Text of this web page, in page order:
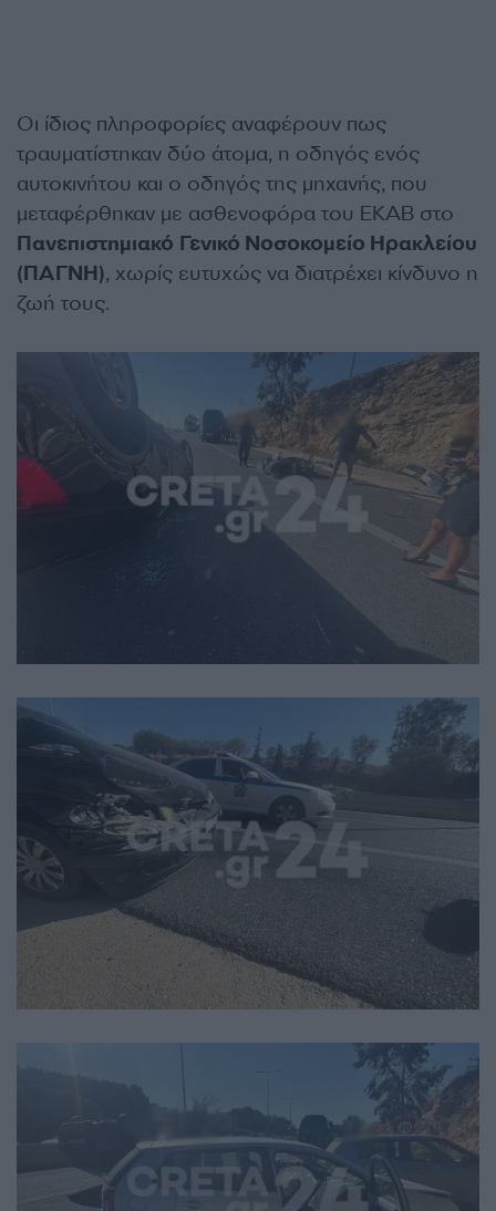
Οι ίδιος πληροφορίες αναφέρουν πως
τραυματίστηκαν δύο άτομα, η οδηγός ενός
αυτοκινήτου και ο οδηγός της μηχανής, που
μεταφέρθηκαν με ασθενοφόρα του ΕΚΑΒ στο
Πανεπιστημιακό Γενικό Νοσοκομείο Ηρακλείου
(ΠΑΓΝΗ), χωρίς ευτυχώς να διατρέχει κίνδυνο η
ζωή τους.